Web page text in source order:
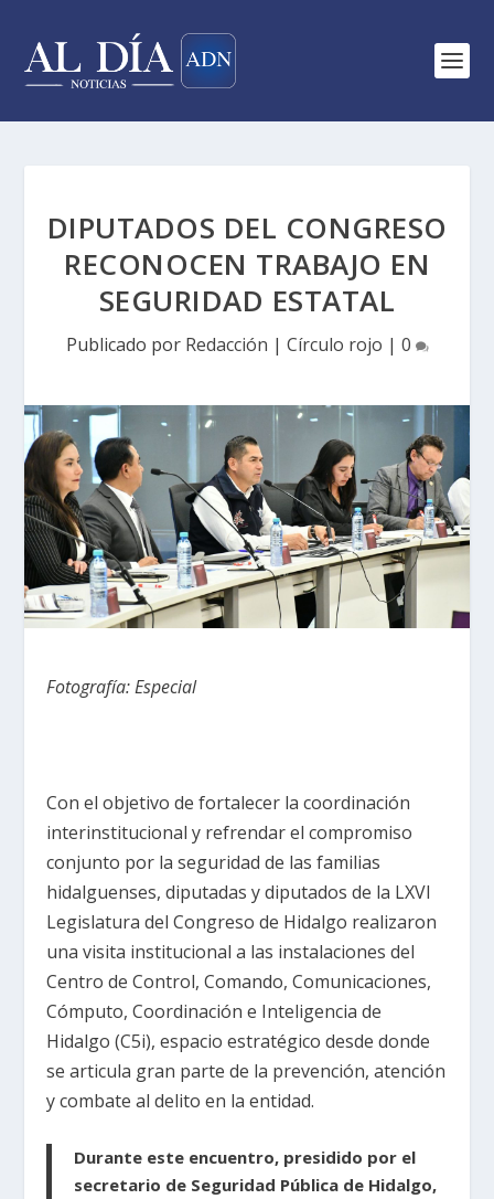
DIPUTADOS DEL CONGRESO
RECONOCEN TRABAJO EN
SEGURIDAD ESTATAL
Publicado por Redacción | Círculo rojo | 0
Fotografía: Especial
Con el objetivo de fortalecer la coordinación
interinstitucional y refrendar el compromiso
conjunto por la seguridad de las familias
hidalguenses, diputadas y diputados de la LXVI
Legislatura del Congreso de Hidalgo realizaron
una visita institucional a las instalaciones del
Centro de Control, Comando, Comunicaciones,
Cómputo, Coordinación e Inteligencia de
Hidalgo (C5i), espacio estratégico desde donde
se articula gran parte de la prevención, atención
y combate al delito en la entidad.
Durante este encuentro, presidido por el
secretario de Seguridad Pública de Hidalgo,